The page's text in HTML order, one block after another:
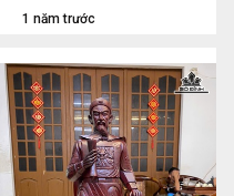
1 năm trước